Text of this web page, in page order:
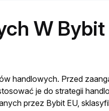
W Bybit
handlowych. Przed
je do strategii
przez Bybit EU,